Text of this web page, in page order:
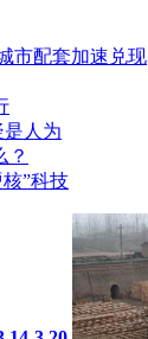
市配套加速兑现
人为
？
”科技